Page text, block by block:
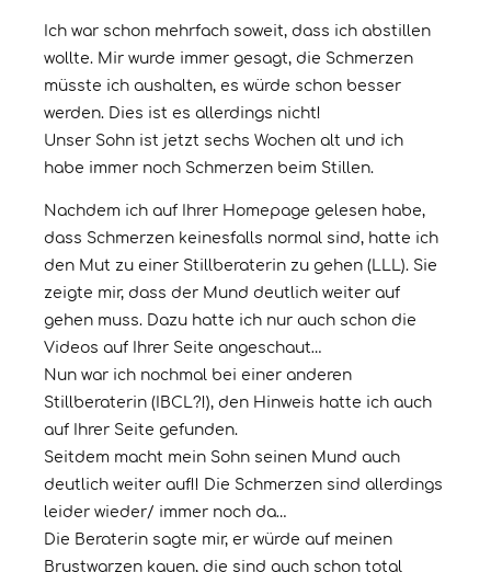
Ich war schon mehrfach soweit, dass ich abstillen
wollte. Mir wurde immer gesagt, die Schmerzen
müsste ich aushalten, es würde schon besser
werden. Dies ist es allerdings nicht!
Unser Sohn ist jetzt sechs Wochen alt und ich
habe immer noch Schmerzen beim Stillen.
Nachdem ich auf Ihrer Homepage gelesen habe,
dass Schmerzen keinesfalls normal sind, hatte ich
den Mut zu einer Stillberaterin zu gehen (LLL). Sie
zeigte mir, dass der Mund deutlich weiter auf
gehen muss. Dazu hatte ich nur auch schon die
Videos auf Ihrer Seite angeschaut…
Nun war ich nochmal bei einer anderen
Stillberaterin (IBCL?!), den Hinweis hatte ich auch
auf Ihrer Seite gefunden.
Seitdem macht mein Sohn seinen Mund auch
deutlich weiter auf!! Die Schmerzen sind allerdings
leider wieder/ immer noch da…
Die Beraterin sagte mir, er würde auf meinen
Brustwarzen kauen, die sind auch schon total